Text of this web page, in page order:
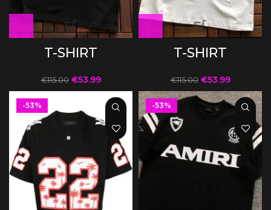
T-SHIRT
€115.00 €53.99
T-SHIRT
€115.00 €53.99
-53% -53%